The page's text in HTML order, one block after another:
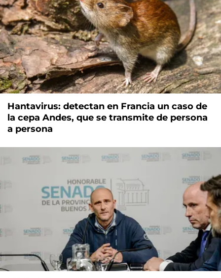
Hantavirus: detectan en Francia un caso de
la cepa Andes, que se transmite de persona
a persona